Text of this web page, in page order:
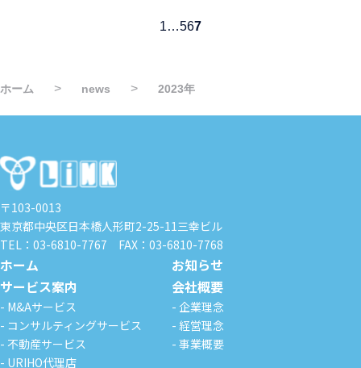
1…567
ホーム > news > 2023年
〒103-0013
東京都中央区日本橋人形町2-25-11三幸ビル
TEL：03-6810-7767 FAX：03-6810-7768
ホーム
サービス案内
- M&Aサービス
- コンサルティングサービス
- 不動産サービス
- URIHO代理店
会社概要
- 企業理念
- 経営理念
- 事業概要
お知らせ